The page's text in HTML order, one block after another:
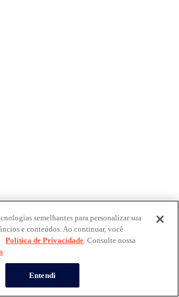
semelhantes para personalizar sua
e conteúdos. Ao continuar, você
Política de Privacidade. Consulte nossa
Entendi